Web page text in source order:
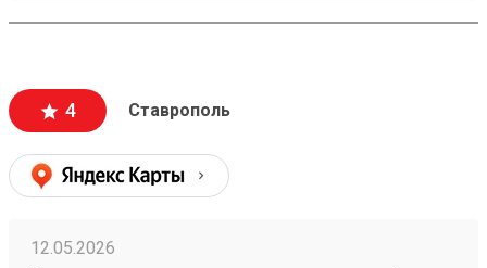
поддержки все решается . Заказ № 260425670
4 Ставрополь
12.05.2026